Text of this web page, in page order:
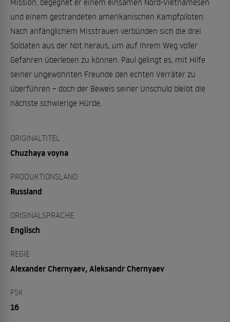
Mission, begegnet er einem einsamen Nord-Vietnamesen
und einem gestrandeten amerikanischen Kampfpiloten.
Nach anfänglichem Misstrauen verbünden sich die drei
Soldaten aus der Not heraus, um auf ihrem Weg voller
Gefahren überleben zu können. Paul gelingt es, mit Hilfe
seiner ungewohnten Freunde den echten Verräter zu
überführen – doch der Beweis seiner Unschuld bleibt die
nächste schwierige Hürde.
ORIGINALTITEL
Chuzhaya voyna
PRODUKTIONSLAND
Russland
ORIGINALSPRACHE
Englisch
REGIE
Alexander Chernyaev, Aleksandr Chernyaev
FSK
16